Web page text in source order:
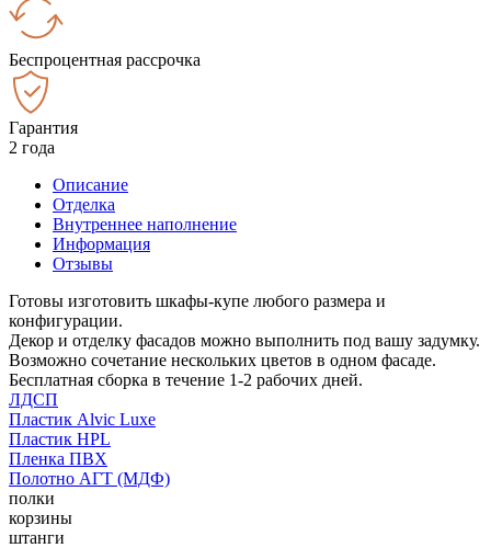
Беспроцентная рассрочка
Гарантия
2 года
Описание
Отделка
Внутреннее наполнение
Информация
Отзывы
Готовы изготовить шкафы-купе любого размера и
конфигурации.
Декор и отделку фасадов можно выполнить под вашу задумку.
Возможно сочетание нескольких цветов в одном фасаде.
Бесплатная сборка в течение 1-2 рабочих дней.
ЛДСП
Пластик Alvic Luxe
Пластик HPL
Пленка ПВХ
Полотно АГТ (МДФ)
полки
корзины
штанги